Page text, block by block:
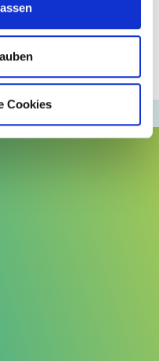
Cookies
Bescheinigungen für